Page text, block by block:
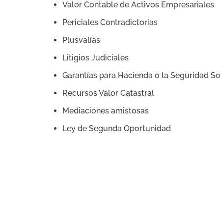
Valor Contable de Activos Empresariales
Periciales Contradictorias
Plusvalías
Litigios Judiciales
Garantías para Hacienda o la Seguridad
Recursos Valor Catastral
Mediaciones amistosas
Ley de Segunda Oportunidad